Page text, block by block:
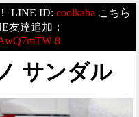
LINE ID: coolkabaこちら
友達追加：
8
サンダル